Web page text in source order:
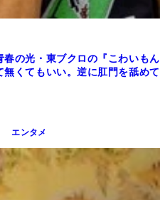
春の光・東ブクロの『こわいもん
くてもいい。逆に肛門を舐めて
エンタメ